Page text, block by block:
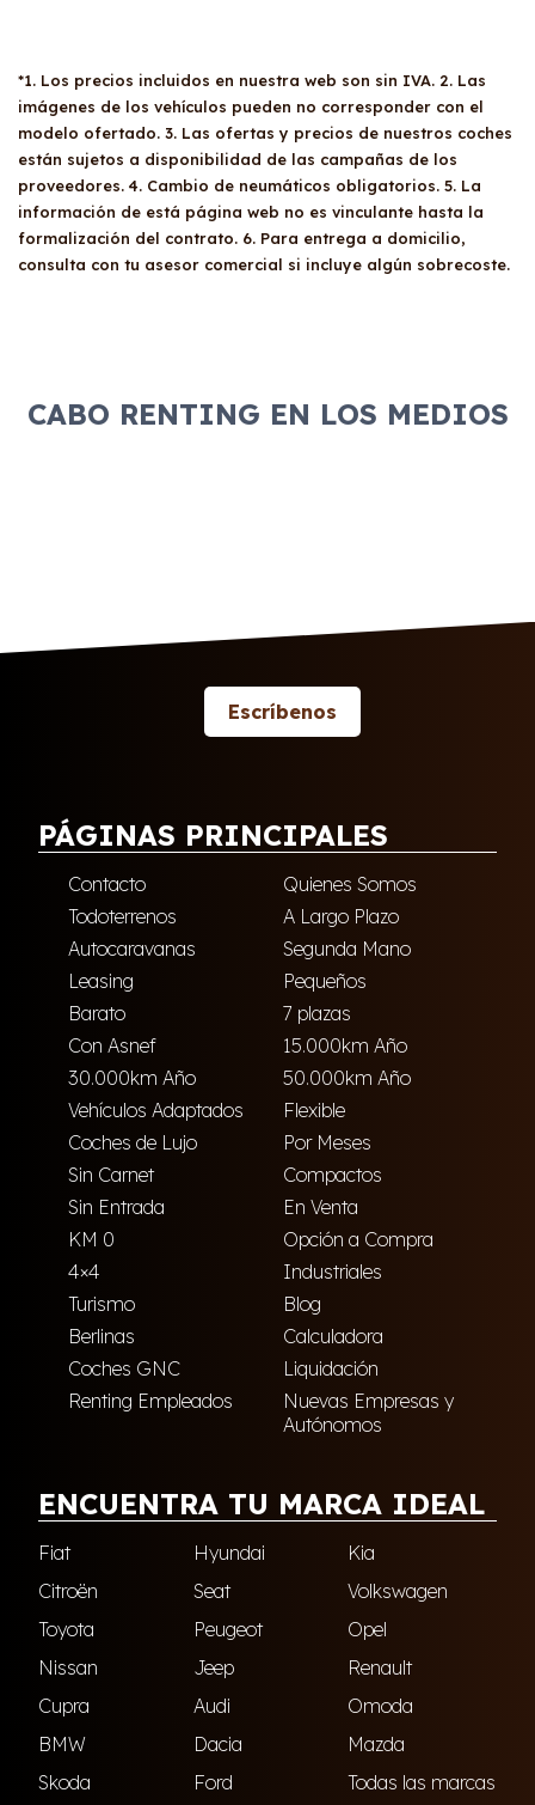
*1. Los precios incluidos en nuestra web son sin IVA. 2. Las
imágenes de los vehículos pueden no corresponder con el
modelo ofertado. 3. Las ofertas y precios de nuestros coches
están sujetos a disponibilidad de las campañas de los
proveedores. 4. Cambio de neumáticos obligatorios. 5. La
información de está página web no es vinculante hasta la
formalización del contrato. 6. Para entrega a domicilio,
consulta con tu asesor comercial si incluye algún sobrecoste.
CABO RENTING EN LOS MEDIOS
Escríbenos
PÁGINAS PRINCIPALES
Contacto
Quienes Somos
Todoterrenos
A Largo Plazo
Autocaravanas
Segunda Mano
Leasing
Pequeños
Barato
7 plazas
Con Asnef
15.000km Año
30.000km Año
50.000km Año
Vehículos Adaptados
Flexible
Coches de Lujo
Por Meses
Sin Carnet
Compactos
Sin Entrada
En Venta
KM 0
Opción a Compra
4×4
Industriales
Turismo
Blog
Berlinas
Calculadora
Coches GNC
Liquidación
Renting Empleados
Nuevas Empresas y
Autónomos
ENCUENTRA TU MARCA IDEAL
Fiat Hyundai
Kia
Citroën
Seat
Volkswagen
Toyota
Peugeot
Opel
Nissan
Jeep
Renault
Cupra
Audi
Omoda
BMW
Dacia
Mazda
Skoda
Ford Todas las marcas